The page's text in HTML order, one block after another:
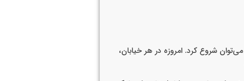
شروع کرد. امروزه در هر خیابان،